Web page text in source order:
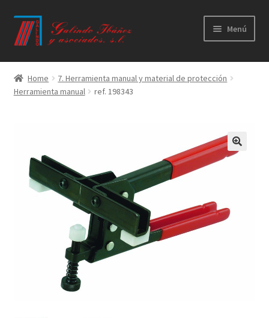
Ir
a
Ir
al
Menú
Principal
Productos
Catálogos
Calidad
Trabaja con nosotros
Home
7. Herramienta manual y material de protección
Herramienta manual
ref. 198343